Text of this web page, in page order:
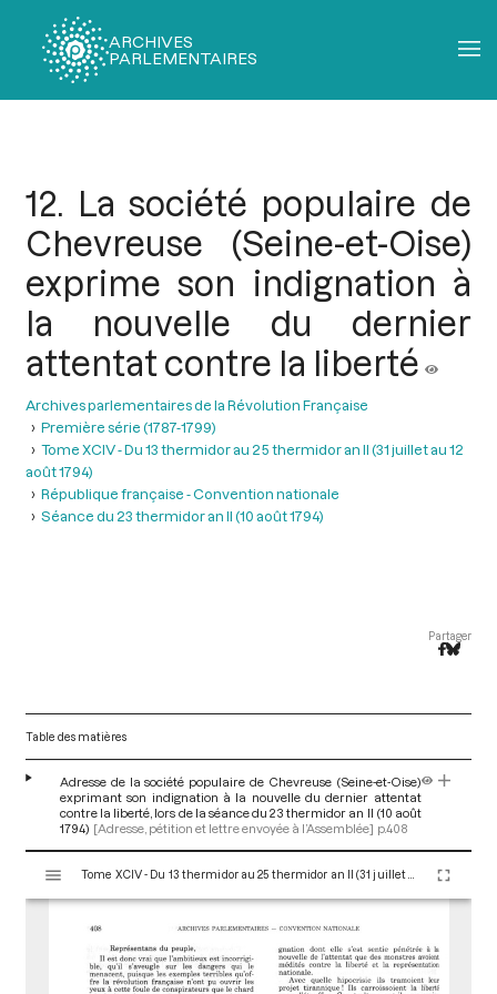
ARCHIVES
PARLEMENTAIRES
12. La société populaire de
Chevreuse (Seine-et-Oise)
exprime son indignation à
la nouvelle du dernier
attentat contre la liberté
Archives parlementaires de la Révolution Française
Première série (1787-1799)
Tome XCIV - Du 13 thermidor au 25 thermidor an II (31 juillet au 12
août 1794)
République française - Convention nationale
Séance du 23 thermidor an II (10 août 1794)
Partager
Table des matières
Adresse de la société populaire de Chevreuse (Seine-et-Oise)
exprimant son indignation à la nouvelle du dernier attentat
contre la liberté, lors de la séance du 23 thermidor an II (10 août
1794) [Adresse, pétition et lettre envoyée à l’Assemblée] p.408
s